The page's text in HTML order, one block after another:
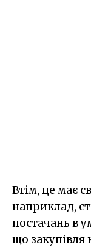
Втім, це має
наприклад,
постачань в
що